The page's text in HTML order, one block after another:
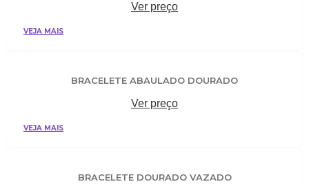
Ver preço
VEJA MAIS
BRACELETE ABAULADO DOURADO
Ver preço
VEJA MAIS
BRACELETE DOURADO VAZADO